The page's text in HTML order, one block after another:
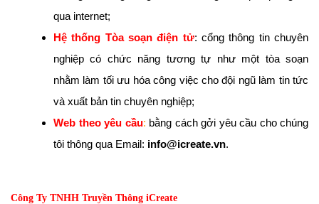
qua internet;
Hệ thống Tòa soạn điện tử: cổng thông tin chuyên
nghiệp có chức năng tương tự như một tòa soạn
nhằm làm tối ưu hóa công việc cho đội ngũ làm tin tức
và xuất bản tin chuyên nghiệp;
Web theo yêu cầu: bằng cách gởi yêu cầu cho chúng
tôi thông qua Email: info@icreate.vn.
Công Ty TNHH Truyền Thông iCreate